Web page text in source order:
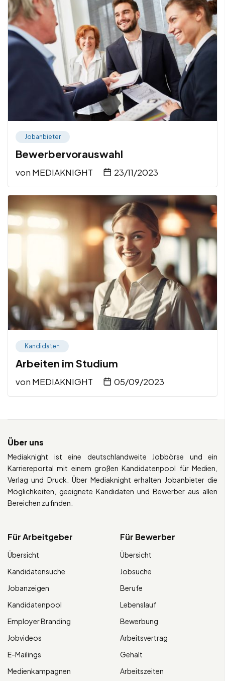
Jobanbieter
Bewerbervorauswahl
von MEDIAKNIGHT 23/11/2023
Kandidaten
Arbeiten im Studium
von MEDIAKNIGHT 05/09/2023
Über uns
Mediaknight ist eine deutschlandweite Jobbörse und ein
Karriereportal mit einem großen Kandidatenpool für Medien,
Verlag und Druck. Über Mediaknight erhalten Jobanbieter die
Möglichkeiten, geeignete Kandidaten und Bewerber aus allen
Bereichen zu finden.
Für Arbeitgeber
Übersicht
Kandidatensuche
Jobanzeigen
Kandidatenpool
Employer Branding
Jobvideos
E-Mailings
Medienkampagnen
Für Bewerber
Übersicht
Jobsuche
Berufe
Lebenslauf
Bewerbung
Arbeitsvertrag
Gehalt
Arbeitszeiten